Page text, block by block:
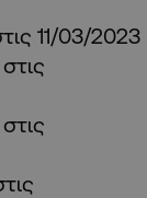
11/03/2023